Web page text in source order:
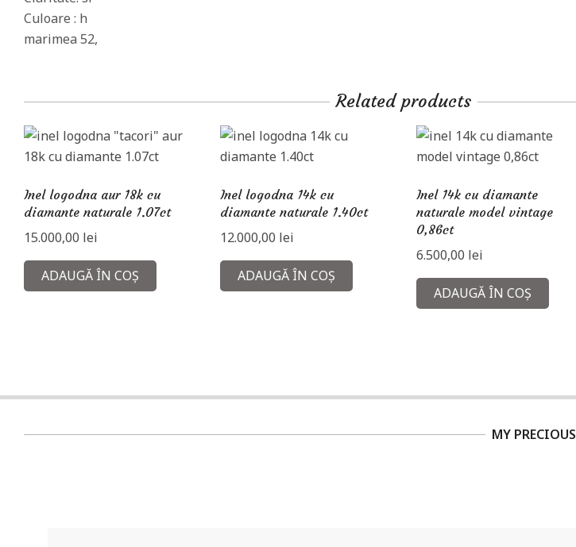
Culoare : h
marimea 52,
Related products
Inel logodna aur 18k cu
diamante naturale 1.07ct
15.000,00 lei
ADAUGĂ ÎN COȘ
Inel logodna 14k cu
diamante naturale 1.40ct
12.000,00 lei
ADAUGĂ ÎN COȘ
Inel 14k cu diamante
naturale model vintage
0,86ct
6.500,00 lei
ADAUGĂ ÎN COȘ
MY PRECIOUS